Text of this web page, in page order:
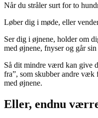
Når du stråler surt for to
Løber dig i møde, eller
Ser dig i øjnene, holder om
med øjnene, fnyser og går
Så dit mindre værd kan give
fra”, som skubber andre væk
med øjnene.
Eller, endnu